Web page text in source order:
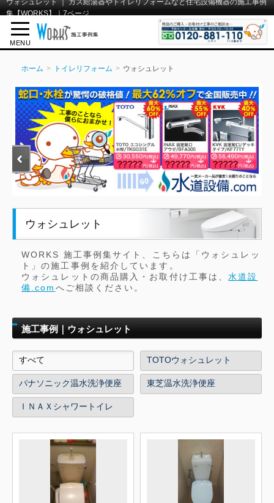
ウォシュレット ｜ ガス給湯器やトイレリフォームなど住宅設備機器の施工事例
集【WORKS】｜7ページ
MENU
ホーム トイレリフォーム ウォシュレット
ウォシュレット
WORKS 施工事例集サイト、こちらは「ウォシュレッ
ト」の施工事例を紹介しています。
ウォシュレットの商品購入・お取付け工事は、水道設
備.com へご相談ください。
施工事例｜ウォシュレット
すべて TOTOウォシュレット
パナソニック温水洗浄便座 東芝温水洗浄便座
ＩＮＡＸシャワートイレ